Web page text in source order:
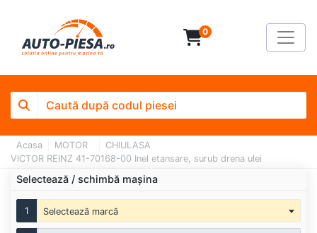
0
Acasa MOTOR
CHIULASA
VICTOR REINZ 41-70168-00 Inel etansare, surub drena ulei
Selectează / schimbă mașina
1 Selectează marcă